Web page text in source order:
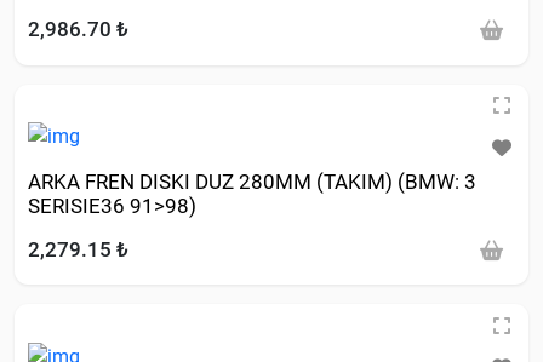
2,986.70 ₺
ARKA FREN DISKI DUZ 280MM (TAKIM) (BMW: 3
SERISIE36 91>98)
2,279.15 ₺